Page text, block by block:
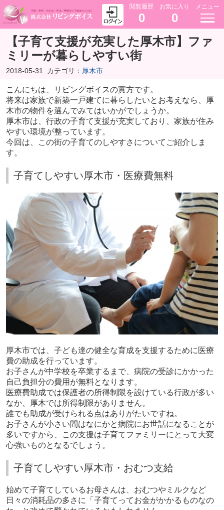
閲覧履歴
0
お気に入り
0
メニュー
【子育て支援が充実した厚木市】ファ
ミリーが暮らしやすい街
2018-05-31 カテゴリ： 厚木市
こんにちは、リビングボイスの實方です。
将来は家族で新築一戸建てに暮らしたいとお考えなら、厚
木市の物件を選んでみてはいかがでしょうか。
厚木市は、行政の子育て支援が充実しており、家族が住み
やすい環境が整っています。
今回は、この街の子育てのしやすさについてご紹介しま
す。
子育てしやすい厚木市・医療費無料
厚木市では、子ども達の健全な育成を支援するために医療
費の助成を行っています。
お子さんが中学校を卒業するまで、病院の受診にかかった
自己負担分の費用が無料となります。
医療費助成では保護者の所得制限を設けている行政が多い
なか、厚木では所得制限がありません。
誰でも助成が受けられる点はありがたいですね。
お子さんが小さい間はなにかと病院にお世話になることが
多いですから、この支援は子育てファミリーにとって大変
心強いものとなるでしょう。
子育てしやすい厚木市・おむつ支給
始めて子育てしているお母さんは、おむつやミルクなど
日々の消耗品の多さに「子育てってお金がかかるものなの